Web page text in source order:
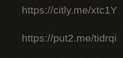
https://citly.me/xtc1Y
https://put2.me/tidrqi